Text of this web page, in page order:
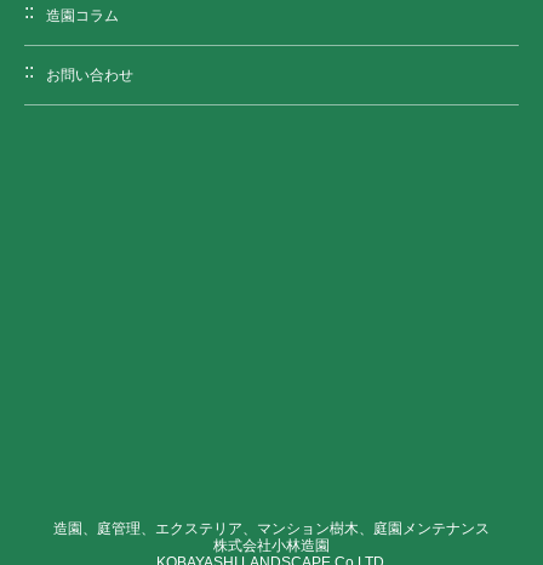
造園コラム
お問い合わせ
造園、庭管理、エクステリア、マンション樹木、庭園メンテナンス
株式会社小林造園